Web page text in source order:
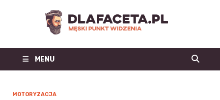
|
MENU
MOTORYZACJA